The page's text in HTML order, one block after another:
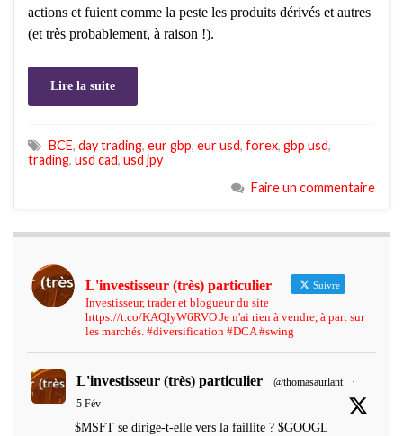
actions et fuient comme la peste les produits dérivés et autres
(et très probablement, à raison !).
Lire la suite
BCE, day trading, eur gbp, eur usd, forex, gbp usd,
trading, usd cad, usd jpy
Faire un commentaire
L'investisseur (très) particulier Suivre
Investisseur, trader et blogueur du site
https://t.co/KAQIyW6RVO Je n'ai rien à vendre, à part sur
les marchés. #diversification #DCA #swing
L'investisseur (très) particulier @thomasaurlant
·
5 Fév
$MSFT se dirige-t-elle vers la faillite ? $GOOGL